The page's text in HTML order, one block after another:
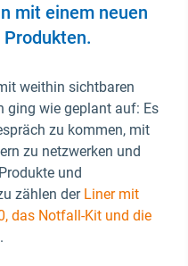
mit einem neuen
weithin sichtbaren
ging wie geplant auf: Es
zu kommen, mit
zu netzwerken und
und
zählen der Liner mit
das Notfall-Kit und die
.